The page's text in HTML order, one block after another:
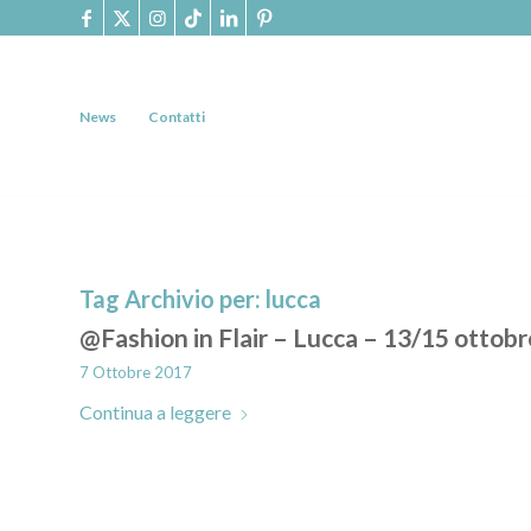
News Contatti
Tag Archivio per: lucca
@Fashion in Flair – Lucca – 13/15
7 Ottobre 2017
Continua a leggere